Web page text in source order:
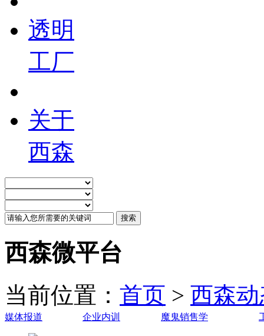
透明
工厂
关于
西森
西森微平台
当前位置： 首页 > 西森
媒体报道 企业内训 魔鬼销售学